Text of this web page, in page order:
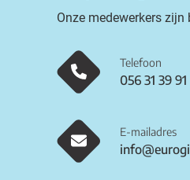
Onze medewerkers
Telefoon
056 31 39 91
E-mailadres